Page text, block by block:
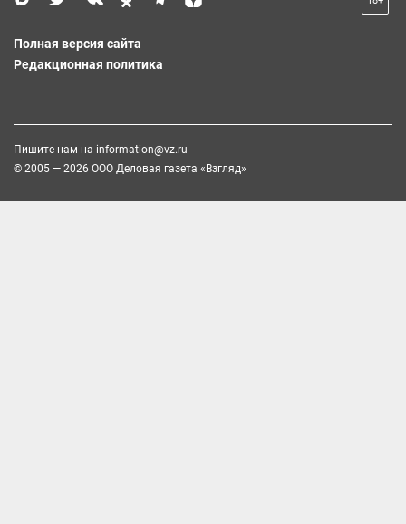
Полная версия сайта
Редакционная политика
Пишите нам на information@vz.ru
© 2005 — 2026 ООО Деловая газета «Взгляд»